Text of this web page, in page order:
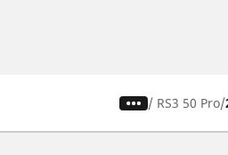
/ RS3 50 Pro